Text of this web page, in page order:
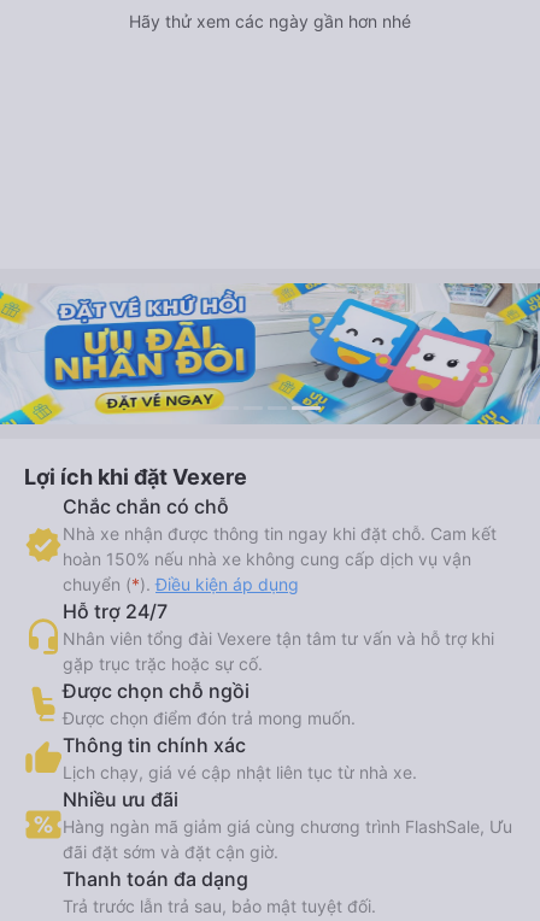
Hãy thử xem các ngày gần hơn nhé
Lợi ích khi đặt Vexere
Chắc chắn có chỗ
Nhà xe nhận được thông tin ngay khi đặt chỗ. Cam kết
hoàn 150% nếu nhà xe không cung cấp dịch vụ vận
chuyển (*).Điều kiện áp dụng
Hỗ trợ 24/7
Nhân viên tổng đài Vexere tận tâm tư vấn và hỗ trợ khi
gặp trục trặc hoặc sự cố.
Được chọn chỗ ngồi
Được chọn điểm đón trả mong muốn.
Thông tin chính xác
Lịch chạy, giá vé cập nhật liên tục từ nhà xe.
Nhiều ưu đãi
Hàng ngàn mã giảm giá cùng chương trình FlashSale, Ưu
đãi đặt sớm và đặt cận giờ.
Thanh toán đa dạng
Trả trước lẫn trả sau, bảo mật tuyệt đối.